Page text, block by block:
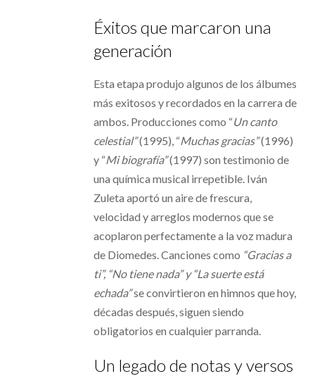
Éxitos que marcaron una
generación
Esta etapa produjo algunos de los álbumes
más exitosos y recordados en la carrera de
ambos. Producciones como “Un canto
celestial”(1995), “Muchas gracias”(1996)
y “Mi biografía”(1997) son testimonio de
una química musical irrepetible. Iván
Zuleta aportó un aire de frescura,
velocidad y arreglos modernos que se
acoplaron perfectamente a la voz madura
de Diomedes. Canciones como “Gracias a
ti”, “No tiene nada” y “La suerte está
echada”se convirtieron en himnos que hoy,
décadas después, siguen siendo
obligatorios en cualquier parranda.
Un legado de notas y versos